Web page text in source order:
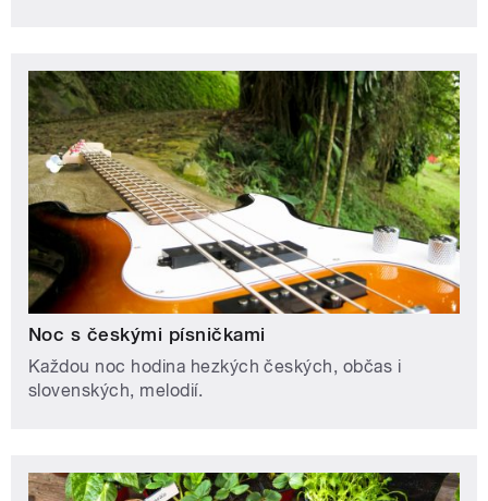
Noc s českými písničkami
Každou noc hodina hezkých českých, občas i
slovenských, melodií.